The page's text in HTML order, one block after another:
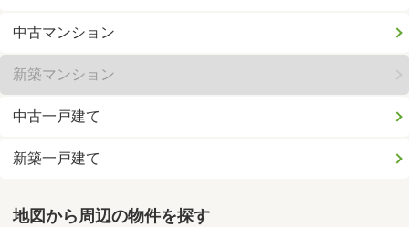
中古マンション
新築マンション
中古一戸建て
新築一戸建て
地図から周辺の物件を探す